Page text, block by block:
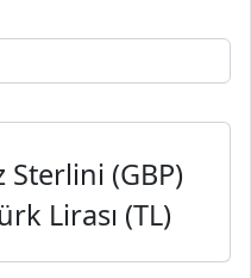
Sterlini (GBP)
Lirası (TL)